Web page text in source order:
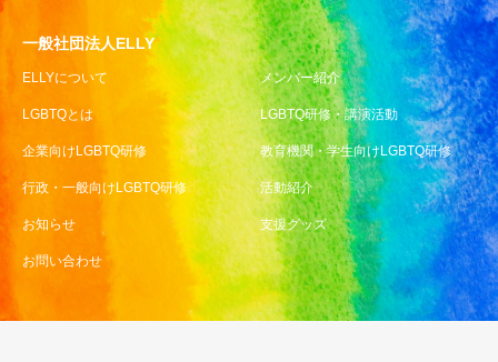
一般社団法人ELLY
ELLYについて メンバー紹介
LGBTQとは LGBTQ研修・講演活動
企業向けLGBTQ研修 教育機関・学生向けLGBTQ研修
行政・一般向けLGBTQ研修 活動紹介
お知らせ 支援グッズ
お問い合わせ